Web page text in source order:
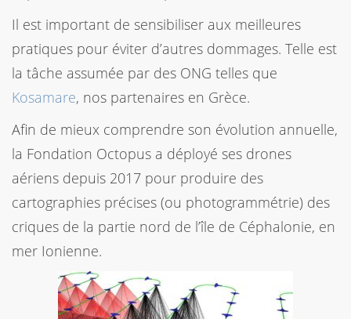
Il est important de sensibiliser aux meilleures
pratiques pour éviter d’autres dommages. Telle est
la tâche assumée par des ONG telles que
Kosamare, nos partenaires en Grèce.
Afin de mieux comprendre son évolution annuelle,
la Fondation Octopus a déployé ses drones
aériens depuis 2017 pour produire des
cartographies précises (ou photogrammétrie) des
criques de la partie nord de l’île de Céphalonie, en
mer Ionienne.